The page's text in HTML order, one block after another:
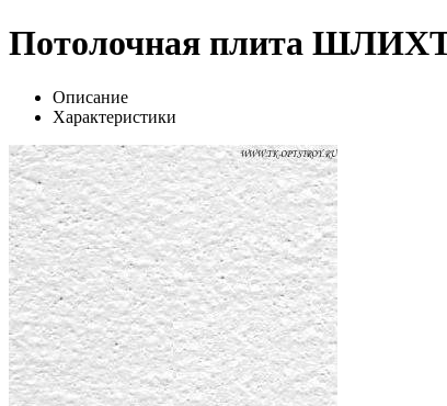
Потолочная плита
Описание
Характеристики